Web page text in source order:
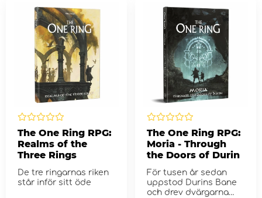
The One Ring RPG:
Realms of the
Three Rings
De tre ringarnas riken
står inför sitt öde
The One Ring RPG:
Moria - Through
the Doors of Durin
För tusen år sedan
uppstod Durins Bane
och drev dvärgarna